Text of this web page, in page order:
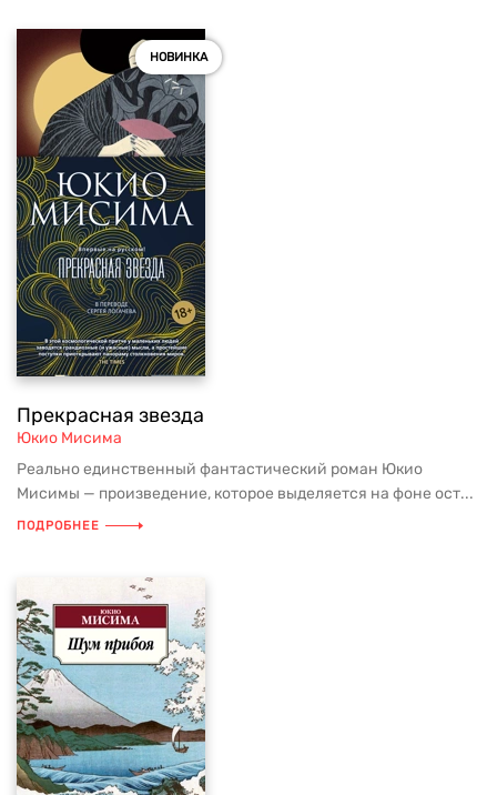
НОВИНКА
Прекрасная звезда
Юкио Мисима
Реально единственный фантастический роман Юкио
Мисимы — произведение, которое выделяется на фоне ост...
ПОДРОБНЕЕ